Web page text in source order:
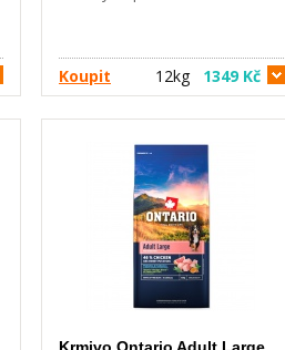
nejlepším zdrojem sacharidu. S
nízkým obsahem obilovin, bez
obilovinou je rýže. Vyvážené
složení pro
Koupit 12kg 1349 Kč